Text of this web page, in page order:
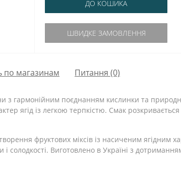
ДО КОШИКА
ШВИДКЕ ЗАМОВЛЕННЯ
по магазинам Питання (0)
гармонійним поєднанням кислинки та
ягід із легкою терпкістю. Смак
фруктових міксів із насиченим ягідним
Виготовлено в Україні з